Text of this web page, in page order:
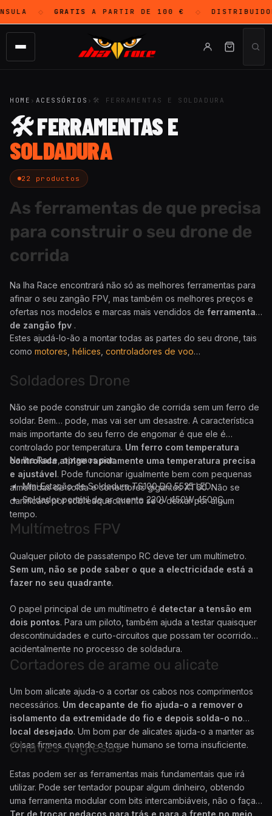
◇ GRATISA PARTIR DE 100 € ◇
HOME › ACESSÓRIOS › 🛠 FERRAMENTAS E SOLDADURA
🛠 FERRAMENTAS E
SOLDADURA
22 productos
As ferramentas de que precisa
para construir o seu drone de
corrida
Na Iha Race encontrará não só as melhores ferramentas para
afinar o seu zangão FPV, mas também os melhores preços e
ofertas nos modelos e marcas mais vendidos de ferramentas
de zangão fpv .
Estes ajudá-lo-ão a montar todas as partes do seu drone, tais
como motores hélices controladores de voo…
Soldadores Drone
Não se pode construir um zangão de corrida sem um ferro de
soldar. Bem… pode, mas vai ser um desastre. A característica
mais importante do seu ferro de engomar é que ele é
controlado por temperatura. Um ferro com temperatura
controlada atinge rapidamente uma temperatura precisa
e ajustável. Pode funcionar igualmente bem com pequenas
almofadas de solda e conectores gigantes XT60. Não se
danificará por sobreaquecimento se o deixar por algum
tempo.
Na Iha Race, optamos por:
Mini Estação de Soldadura TS100 DC 5525 LED.
Soldador portátil de ar quente 220V 450W 450ºC.
Multímetros FPV
Qualquer piloto de passatempo RC deve ter um multímetro.
Sem um, não se pode saber o que a electricidade está a
fazer no seu quadrante.
O papel principal de um multímetro é detectar a tensão em
dois pontos. Para um piloto, também ajuda a testar quaisquer
descontinuidades e curto-circuitos que possam ter ocorrido
acidentalmente no processo de soldadura.
Cortadores de arame ou alicate
Um bom alicate ajuda-o a cortar os cabos nos comprimentos
necessários. Um decapante de fio ajuda-o a remover o
isolamento da extremidade do fio e depois solda-o no
local desejado. Um bom par de alicates ajuda-o a manter as
coisas firmes quando o toque humano se torna insuficiente.
Chaves-inglesas
Estas podem ser as ferramentas mais fundamentais que irá
utilizar. Pode ser tentador poupar algum dinheiro, obtendo
uma ferramenta modular com bits intercambiáveis, não o faça.
Ter de trocar pedaços para trás e para a frente no meio